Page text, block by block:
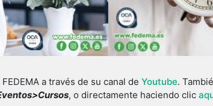
a través de su canal de Youtube.
, o directamente haciendo clic